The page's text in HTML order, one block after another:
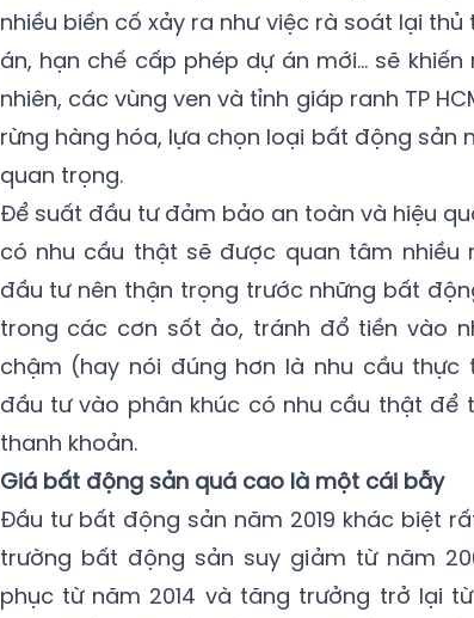
nhiều biến cố xảy ra như việc rà soát lại
án, hạn chế cấp phép dự án mới... sẽ
nhiên, các vùng ven và tỉnh giáp ranh TP
rừng hàng hóa, lựa chọn loại bất động sản
quan trọng.
Để suất đầu tư đảm bảo an toàn và hiệu
có nhu cầu thật sẽ được quan tâm nhiều
đầu tư nên thận trọng trước những bất
trong các cơn sốt ảo, tránh đổ tiền vào
chậm (hay nói đúng hơn là nhu cầu thực
đầu tư vào phân khúc có nhu cầu thật để
thanh khoản.
Giá bất động sản quá cao là một cái bẫy
Đầu tư bất động sản năm 2019 khác biệt
trường bất động sản suy giảm từ năm
phục từ năm 2014 và tăng trưởng trở lại